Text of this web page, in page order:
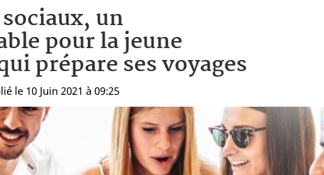
un
pour la jeune
prépare ses voyages
le 10 Juin 2021 à 09:25